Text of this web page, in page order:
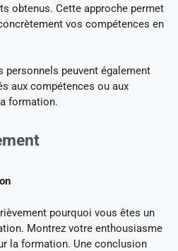
obtenus. Cette approche permet
vos compétences en
personnels peuvent également
aux compétences ou aux
formation.
pourquoi vous êtes un
Montrez votre enthousiasme
la formation. Une conclusion